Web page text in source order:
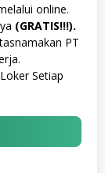
online.
(GRATIS!!!).
PT
Setiap